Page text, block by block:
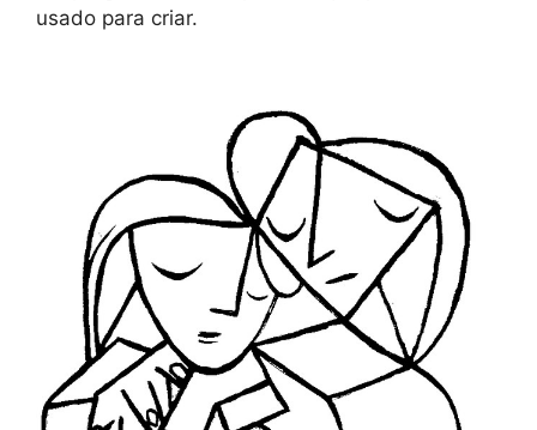
usado para criar.